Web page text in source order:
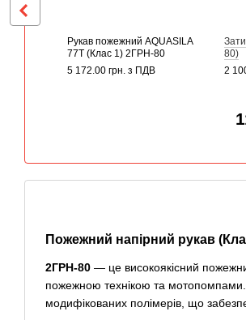
Рукав пожежний AQUASILA
77Т (Клас 1) 2ГРН-80
5 172.00 грн. з ПДВ
80)
2
Пожежний напірний рукав
2ГРН-80 — це високоякісний
пожежною технікою та мотопомпами.
модифікованих полімерів, що